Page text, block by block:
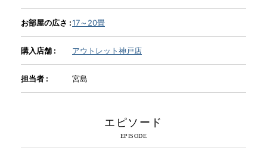
お部屋の広さ :17～20畳
購入店舗 : アウトレット神戸店
担当者 : 宮島
エピソード